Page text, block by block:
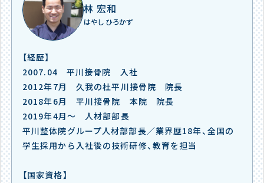
林 宏和
はやし ひろかず
【経歴】
2007.04 平川接骨院 入社
2012年7月 久我の杜平川接骨院 院長
2018年6月 平川接骨院 本院 院長
2019年4月～ 人材部部長
平川整体院グループ人材部部長／業界歴18年、全国の
学生採用から入社後の技術研修、教育を担当
【国家資格】